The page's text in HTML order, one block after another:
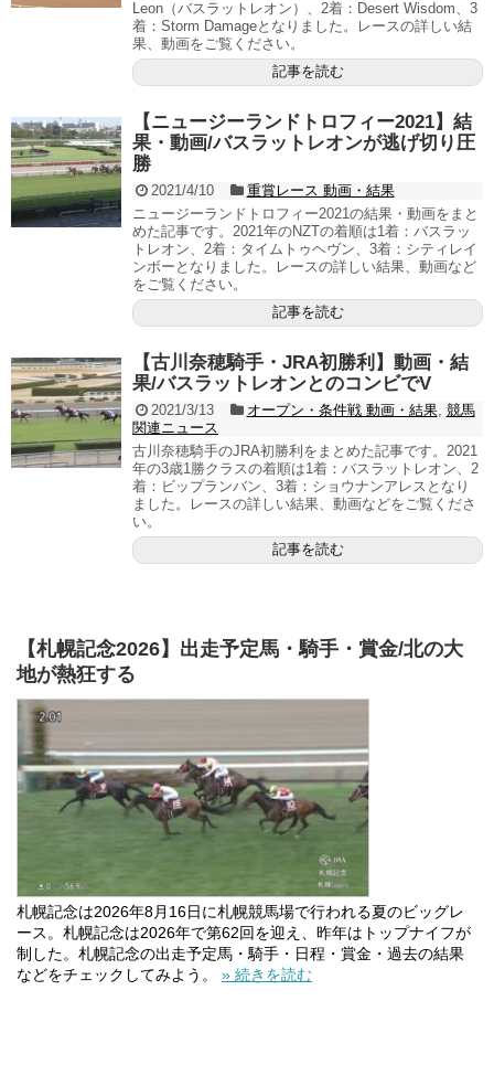
Leon（バスラットレオン）、2着：Desert Wisdom、3
着：Storm Damageとなりました。レースの詳しい結
果、動画をご覧ください。
記事を読む
【ニュージーランドトロフィー2021】結
果・動画/バスラットレオンが逃げ切り圧
勝
2021/4/10
重賞レース 動画・結果
ニュージーランドトロフィー2021の結果・動画をまと
めた記事です。2021年のNZTの着順は1着：バスラッ
トレオン、2着：タイムトゥヘヴン、3着：シティレイ
ンボーとなりました。レースの詳しい結果、動画など
をご覧ください。
記事を読む
【古川奈穂騎手・JRA初勝利】動画・結
果/バスラットレオンとのコンビでV
2021/3/13 オープン・条件戦 動画・結果, 競馬
関連ニュース
古川奈穂騎手のJRA初勝利をまとめた記事です。2021
年の3歳1勝クラスの着順は1着：バスラットレオン、2
着：ビップランバン、3着：ショウナンアレスとなり
ました。レースの詳しい結果、動画などをご覧くださ
い。
記事を読む
【札幌記念2026】出走予定馬・騎手・賞金/北の大
地が熱狂する
札幌記念は2026年8月16日に札幌競馬場で行われる夏のビッグレ
ース。札幌記念は2026年で第62回を迎え、昨年はトップナイフが
制した。札幌記念の出走予定馬・騎手・日程・賞金・過去の結果
などをチェックしてみよう。 » 続きを読む